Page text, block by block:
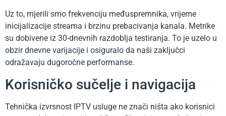
Uz to, mjerili smo frekvenciju međuspremnika, vrijeme
inicijalizacije streama i brzinu prebacivanja kanala. Metrike
su dobivene iz 30-dnevnih razdoblja testiranja. To je uzelo u
obzir dnevne varijacije i osiguralo da naši zaključci
odražavaju dugoročne performanse.
Korisničko sučelje i navigacija
Tehnička izvrsnost IPTV usluge ne znači ništa ako korisnici